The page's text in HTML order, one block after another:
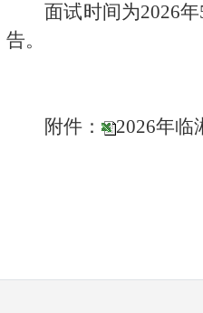
面试时间为2026
告。
附件： 2026年临
中共临